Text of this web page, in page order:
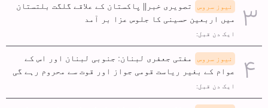
نیوز سروس
تصویری خبر|| پاکستان کے علاقے گلگت بلتستان
میں اربعین حسینی کا جلوس عزا بر آمد
ایک دن قبل:
نیوز سروس
مفتی جعفری لبنان: جنوبی لبنان اور اس کے
عوام کے بغیر ریاست قومی جواز اور قوت سے محروم رہے گی
ایک دن قبل: